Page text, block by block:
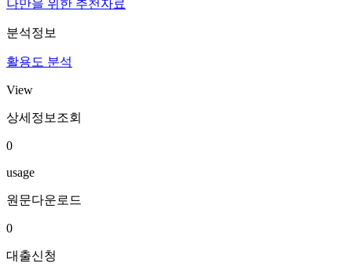
나만을 위한 추천자료
분석정보
활용도 분석
View
상세정보조회
0
usage
원문다운로드
0
대출신청